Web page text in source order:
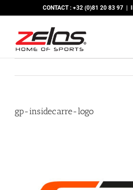
CONTACT : +32 (0)81 20 83 97
gp-insidecarre-logo